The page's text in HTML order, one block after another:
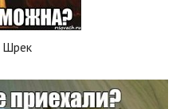
Шрек